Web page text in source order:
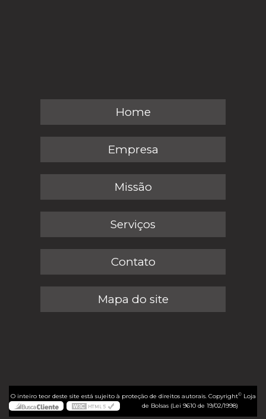
Home
Empresa
Missão
Serviços
Contato
Mapa do site
O inteiro teor deste site está sujeito à proteção de direitos autorais. Copyright©Loja
de Bolsas (Lei 9610 de 19/02/1998)